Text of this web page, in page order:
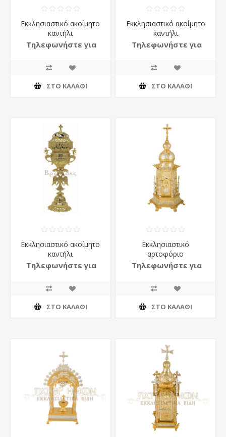
Εκκλησιαστικό ακοίμητο
καντήλι
Τηλεφωνήστε για
ΣΤΟ ΚΑΛΆΘΙ
Εκκλησιαστικό ακοίμητο
καντήλι
Τηλεφωνήστε για
ΣΤΟ ΚΑΛΆΘΙ
Εκκλησιαστικό ακοίμητο
καντήλι
Τηλεφωνήστε για
ΣΤΟ ΚΑΛΆΘΙ
Εκκλησιαστικό
αρτοφόριο
Τηλεφωνήστε για
ΣΤΟ ΚΑΛΆΘΙ